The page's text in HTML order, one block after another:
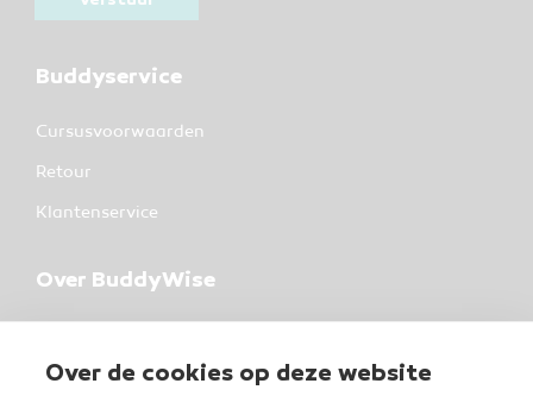
Over de cookies op deze website
Buddyservice
Cursusvoorwaarden
Retour
Klantenservice
Over BuddyWise
5981 NK Panningen